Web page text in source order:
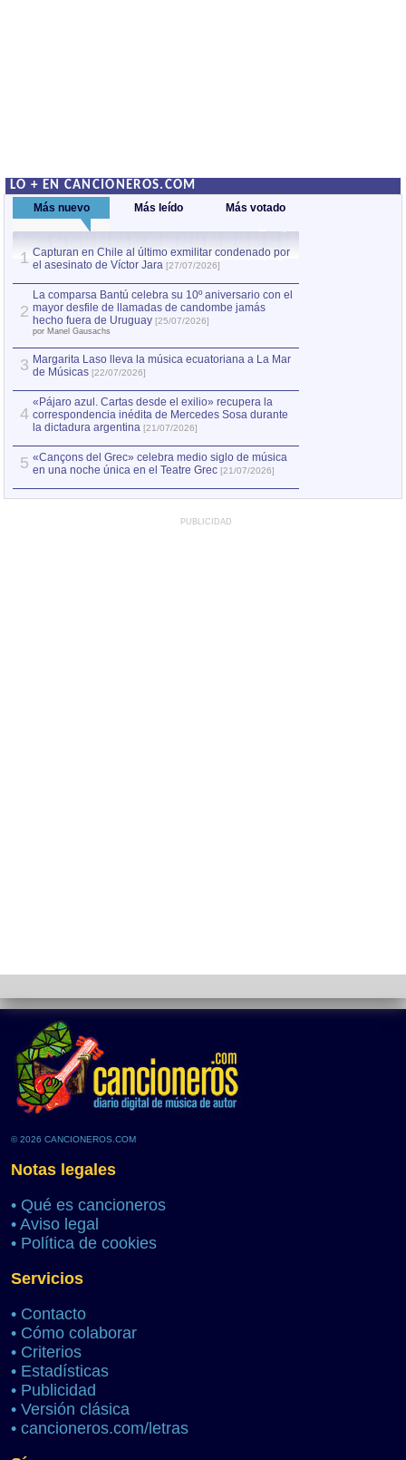
LO + EN CANCIONEROS.COM
Más nuevo Más leído Más votado
1 Capturan en Chile al último exmilitar condenado por
el asesinato de Víctor Jara [27/07/2026]
2
La comparsa Bantú celebra su 10º aniversario con el
mayor desfile de llamadas de candombe jamás
hecho fuera de Uruguay [25/07/2026]
por Manel Gausachs
3 Margarita Laso lleva la música ecuatoriana a La Mar
de Músicas [22/07/2026]
4
«Pájaro azul. Cartas desde el exilio» recupera la
correspondencia inédita de Mercedes Sosa durante
la dictadura argentina [21/07/2026]
5 «Cançons del Grec» celebra medio siglo de música
en una noche única en el Teatre Grec [21/07/2026]
PUBLICIDAD
© 2026 CANCIONEROS.COM
Notas legales
• Qué es cancioneros
• Aviso legal
• Política de cookies
Servicios
• Contacto
• Cómo colaborar
• Criterios
• Estadísticas
• Publicidad
• Versión clásica
• cancioneros.com/letras